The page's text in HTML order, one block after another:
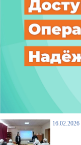
16.02.2026